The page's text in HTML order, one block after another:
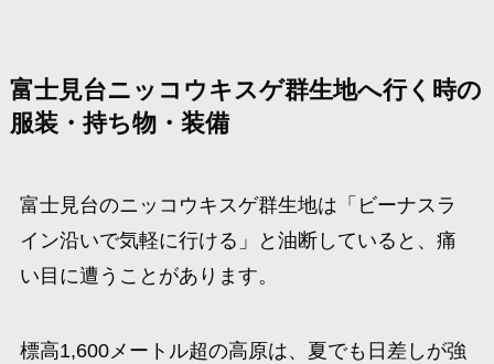
富士見台ニッコウキスゲ群生地へ行く時の
服装・持ち物・装備
富士見台のニッコウキスゲ群生地は「ビーナスラ
イン沿いで気軽に行ける」と油断していると、痛
い目に遭うことがあります。
標高1,600メートル超の高原は、夏でも日差しが強